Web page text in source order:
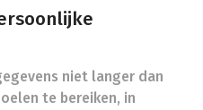
niet langer dan
te bereiken, in